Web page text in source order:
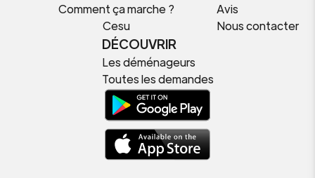
Comment ça marche ?
Cesu
Avis
Nous contacter
DÉCOUVRIR
Les déménageurs
Toutes les demandes